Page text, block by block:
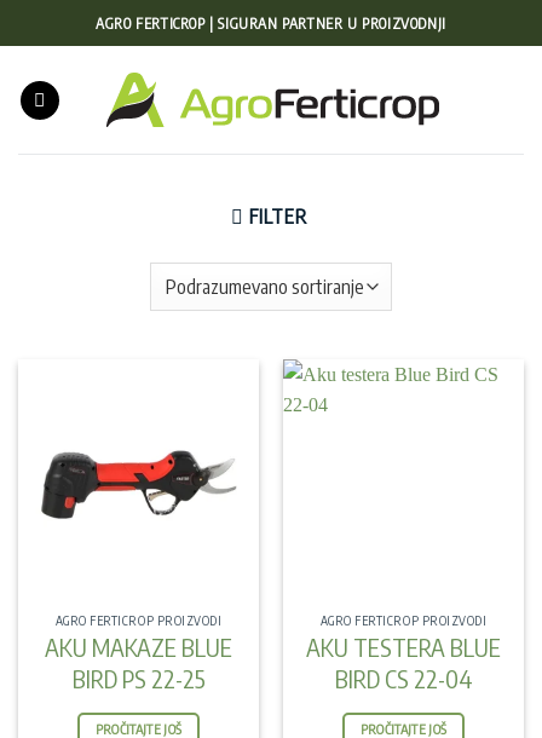
na
AGRO FERTICROP | SIGURAN PARTNER U PROIZVODNJI
FILTER
AGRO FERTICROP PROIZVODI
AKU MAKAZE BLUE
BIRD PS 22-25
PROČITAJTE JOŠ
AGRO FERTICROP PROIZVODI
AKU TESTERA BLUE
BIRD CS 22-04
PROČITAJTE JOŠ